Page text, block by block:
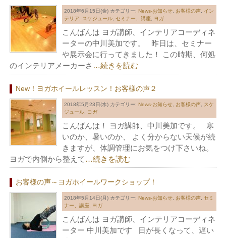
2018年6月15日(金) カテゴリー: News-お知らせ, お客様の声, イン
テリア, スケジュール,セミナー、講座, ヨガ
こんばんは ヨガ講師、インテリアコーディネ
ーターの中川美加です。 昨日は、セミナー
や展示会に行ってきました！ この時期、何処
のインテリアメーカーさ …続きを読む
New！ヨガホイールレッスン！お客様の声２
2018年5月23日(水) カテゴリー: News-お知らせ, お客様の声, スケ
ジュール, ヨガ
こんばんは！ ヨガ講師、中川美加です。 寒
いのか、暑いのか、 よく分からない天候が続
きますが、体調管理にお気をつけ下さいね。
ヨガで内側から整えて …続きを読む
お客様の声～ヨガホイールワークショップ！
2018年5月14日(月) カテゴリー: News-お知らせ, お客様の声,セミ
ナー、講座, ヨガ
こんばんは ヨガ講師、インテリアコーディネ
ーター 中川美加です 日が長くなって、遅い